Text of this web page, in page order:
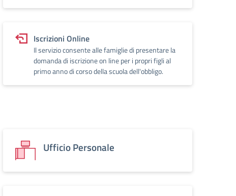
Iscrizioni Online
Il servizio consente alle famiglie di presentare la
domanda di iscrizione on line per i propri figli al
primo anno di corso della scuola dell'obbligo.
Ufficio Personale